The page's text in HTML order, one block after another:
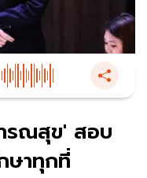
รณสุข' สอบ
ษาทุกที่